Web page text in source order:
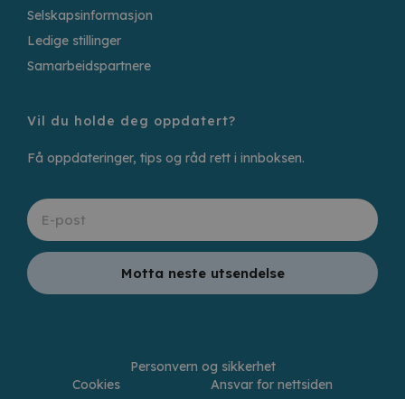
Selskapsinformasjon
Ledige stillinger
Samarbeidspartnere
Vil du holde deg oppdatert?
Få oppdateringer, tips og råd rett i innboksen.
Motta neste utsendelse
Personvern og sikkerhet
Cookies
Ansvar for nettsiden